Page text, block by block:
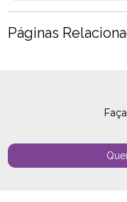
Páginas